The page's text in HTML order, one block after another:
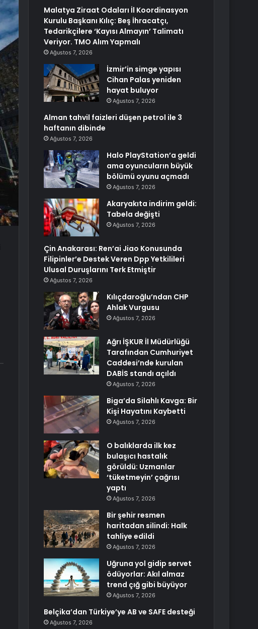
Malatya Ziraat Odaları İl Koordinasyon
Kurulu Başkanı Kılıç: Beş İhracatçı,
Tedarikçilere ‘Kayısı Almayın’ Talimatı
Veriyor. TMO Alım Yapmalı
Ağustos 7, 2026
İzmir’in simge yapısı
Cihan Palas yeniden
hayat buluyor
Ağustos 7, 2026
Alman tahvil faizleri düşen petrol ile 3
haftanın dibinde
Ağustos 7, 2026
Halo PlayStation’a geldi
ama oyuncuların büyük
bölümü oyunu açmadı
Ağustos 7, 2026
Akaryakıta indirim geldi:
Tabela değişti
Ağustos 7, 2026
Çin Anakarası: Ren’ai Jiao Konusunda
Filipinler’e Destek Veren Dpp Yetkilileri
Ulusal Duruşlarını Terk Etmiştir
Ağustos 7, 2026
Kılıçdaroğlu’ndan CHP
Ahlak Vurgusu
Ağustos 7, 2026
Ağrı İŞKUR İl Müdürlüğü
Tarafından Cumhuriyet
Caddesi’nde kurulan
DABİS standı açıldı
Ağustos 7, 2026
Biga’da Silahlı Kavga: Bir
Kişi Hayatını Kaybetti
Ağustos 7, 2026
O balıklarda ilk kez
bulaşıcı hastalık
görüldü: Uzmanlar
‘tüketmeyin’ çağrısı
yaptı
Ağustos 7, 2026
Bir şehir resmen
haritadan silindi: Halk
tahliye edildi
Ağustos 7, 2026
Uğruna yol gidip servet
ödüyorlar: Akıl almaz
trend çığ gibi büyüyor
Ağustos 7, 2026
Belçika’dan Türkiye’ye AB ve SAFE desteği
Ağustos 7, 2026